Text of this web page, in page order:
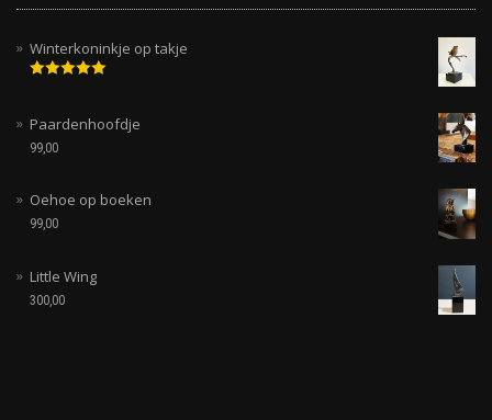
Winterkoninkje op takje
Paardenhoofdje
99,00
Oehoe op boeken
99,00
Little Wing
300,00